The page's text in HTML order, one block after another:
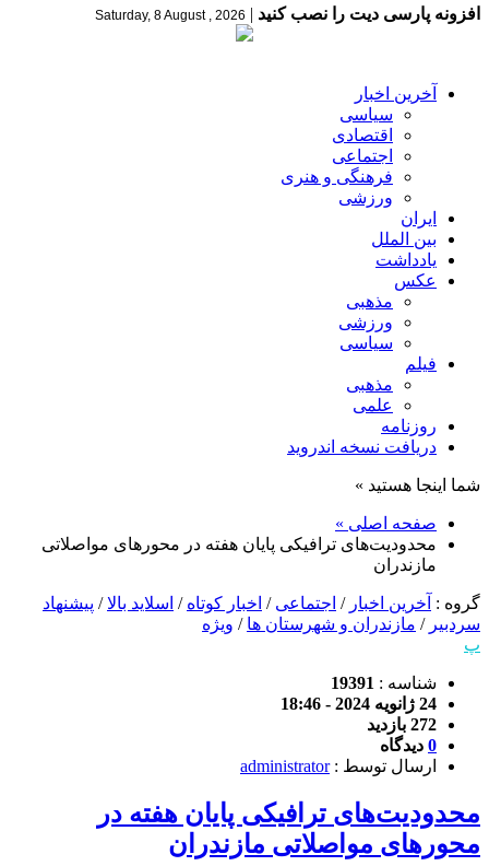
افزونه پارسی دیت را نصب کنید |
Saturday, 8 August , 2026
آخرین اخبار
سیاسی
اقتصادی
اجتماعی
فرهنگی و هنری
ورزشی
ایران
بین الملل
یادداشت
عکس
مذهبی
ورزشی
سیاسی
فیلم
مذهبی
علمی
روزنامه
دریافت نسخه اندروید
شما اینجا هستید »
صفحه اصلی »
محدودیت‌های ترافیکی پایان هفته در محورهای مواصلاتی
مازندران
گروه : آخرین اخبار / اجتماعی / اخبار کوتاه / اسلاید بالا/ پیشنهاد
سردبیر / مازندران و شهرستان ها / ویژه
پ
شناسه : 19391
24 ژانویه 2024 - 18:46
272 بازدید
0 دیدگاه
ارسال توسط :administrator
محدودیت‌های ترافیکی پایان هفته در
محورهای مواصلاتی مازندران